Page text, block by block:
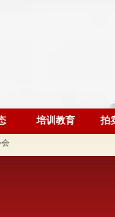
培训教育 拍
访调研
公司
生活会并开展民主评